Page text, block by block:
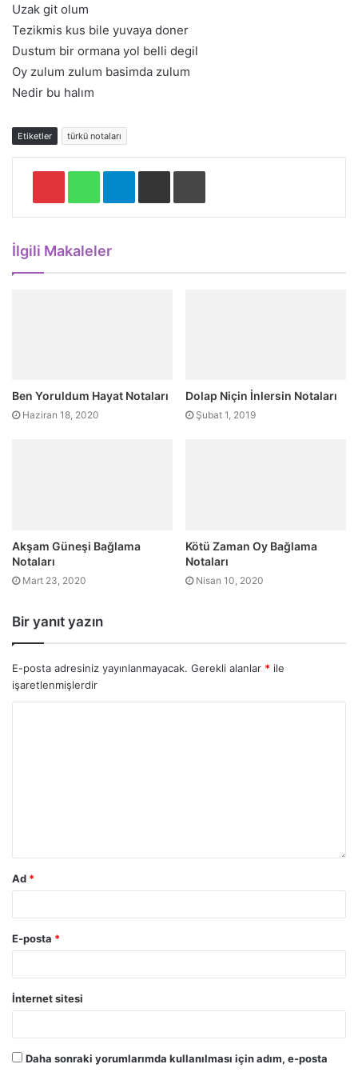
Uzak git olum
Tezikmis kus bile yuvaya doner
Dustum bir ormana yol belli degil
Oy zulum zulum basimda zulum
Nedir bu halım
Etiketler türkü notaları
Pinterest WhatsApp Telegram E-Posta ile paylaş Yazdır
İlgili Makaleler
Ben Yoruldum Hayat Notaları
Haziran 18, 2020
Dolap Niçin İnlersin Notaları
Şubat 1, 2019
Akşam Güneşi Bağlama
Notaları
Mart 23, 2020
Kötü Zaman Oy Bağlama
Notaları
Nisan 10, 2020
Bir yanıt yazın
E-posta adresiniz yayınlanmayacak. Gerekli alanlar * ile
işaretlenmişlerdir
Ad *
E-posta *
İnternet sitesi
Daha sonraki yorumlarımda kullanılması için adım, e-posta